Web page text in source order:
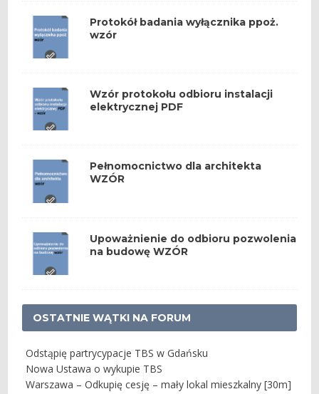
Protokół badania wyłącznika ppoż.
wzór
Wzór protokołu odbioru instalacji
elektrycznej PDF
Pełnomocnictwo dla architekta
WZÓR
Upoważnienie do odbioru pozwolenia
na budowę WZÓR
OSTATNIE WĄTKI NA FORUM
Odstąpię partrycypacje TBS w Gdańsku
Nowa Ustawa o wykupie TBS
Warszawa – Odkupię cesję – mały lokal mieszkalny [30m]